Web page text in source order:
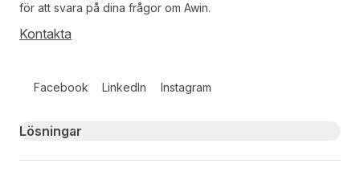
för att svara på dina frågor om Awin.
Kontakta
Facebook LinkedIn Instagram
Primary footer navigation
Lösningar